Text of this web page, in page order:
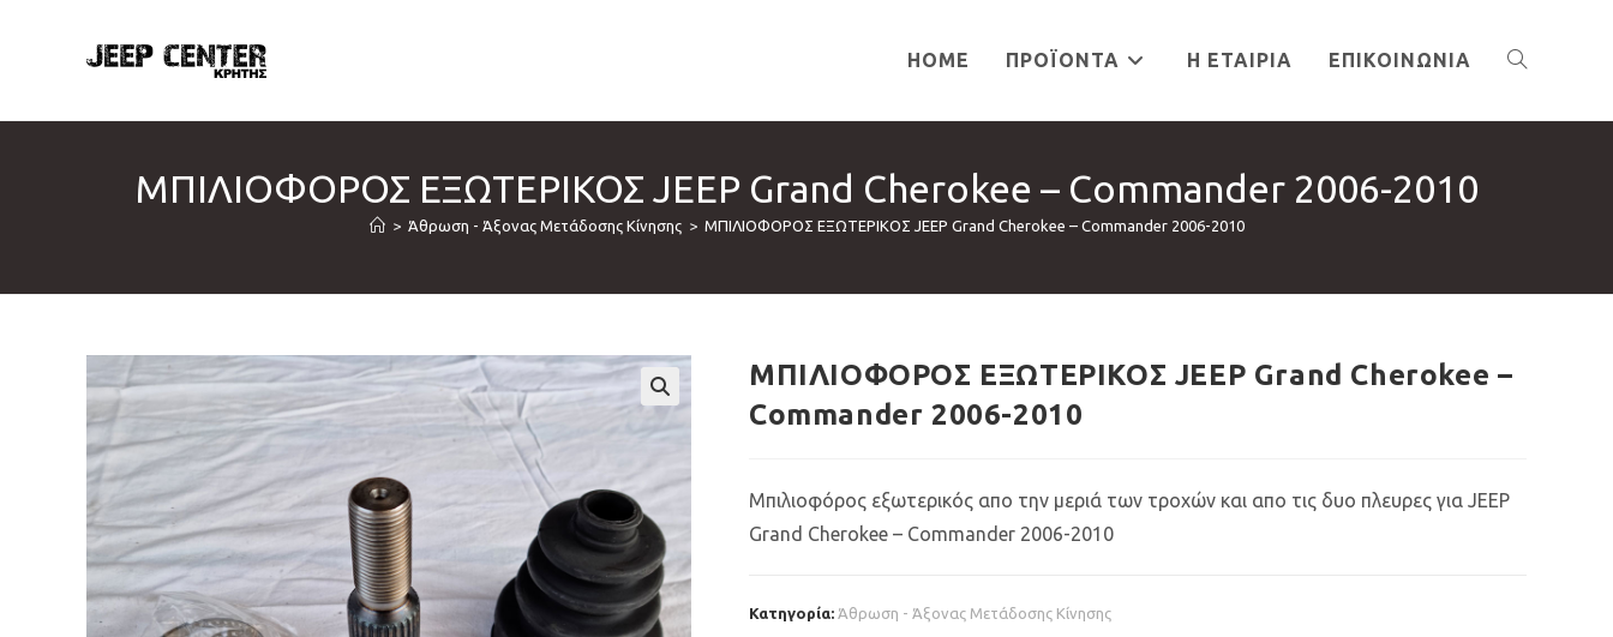
HOME ΠΡΟΪΌΝΤΑ Η ΕΤΑΙΡΊΑ ΕΠΙΚΟΙΝΩΝΊΑ TOGGLE
SEARCH
ΜΠΙΛΙΟΦΟΡΟΣ ΕΞΩΤΕΡΙΚΟΣ JEEP Grand Cherokee – Commander 2006-2010
> Άθρωση - Άξονας Μετάδοσης Κίνησης > ΜΠΙΛΙΟΦΟΡΟΣ ΕΞΩΤΕΡΙΚΟΣ JEEP Grand Cherokee – Commander 2006-2010
ΜΠΙΛΙΟΦΟΡΟΣ ΕΞΩΤΕΡΙΚΟΣ JEEP Grand Cherokee –
Commander 2006-2010
Μπιλιοφόρος εξωτερικός απο την μεριά των τροχών και απο τις δυο πλευρες για JEEP
Grand Cherokee – Commander 2006-2010
Κατηγορία: Άθρωση - Άξονας Μετάδοσης Κίνησης